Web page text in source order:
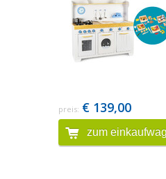
preis: € 139,00
zum